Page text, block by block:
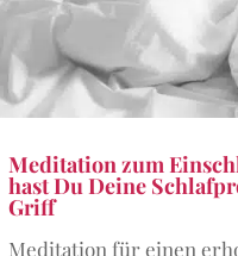
Meditation zum
hast Du Deine
Griff
Meditation für einen